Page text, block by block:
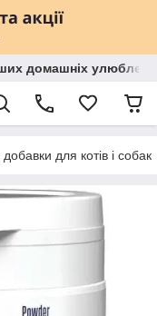
домашніх
добавки для котів і собак